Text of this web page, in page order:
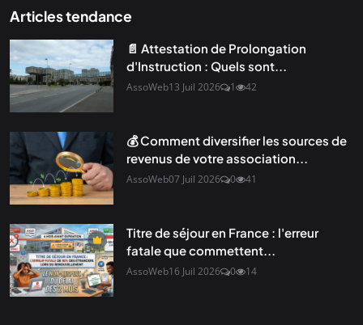
Articles tendance
📄 Attestation de Prolongation
d'Instruction : Quels sont...
AssoWeb13 Juil 2026 1 42
💰 Comment diversifier les sources de
revenus de votre association...
AssoWeb07 Juil 2026 0 41
Titre de séjour en France : l'erreur
fatale que commettent...
AssoWeb16 Juil 2026 0 14